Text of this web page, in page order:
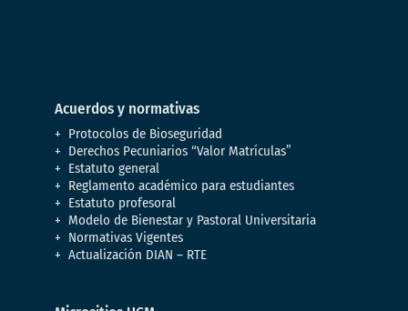
Acuerdos y normativas
Protocolos de Bioseguridad
Derechos Pecuniarios “Valor Matrículas”
Estatuto general
Reglamento académico para estudiantes
Estatuto profesoral
Modelo de Bienestar y Pastoral Universitaria
Normativas Vigentes
Actualización DIAN – RTE